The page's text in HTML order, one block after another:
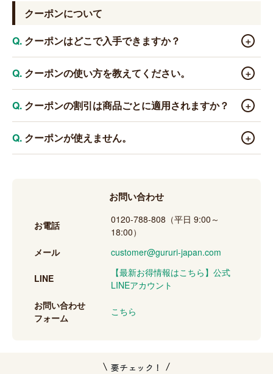
とさせていただきます。不良品に該当する場合は当方で負
担いたします。
受けできない場合がございます。詳細はお問い合わせくだ
場合はお客様のご負担とさせていただきます。不良品に該
当する場合は当方で負担いたします。
クーポンについて
クーポンはどこで入手できますか？
＋
メールマガジンやLINE公式アカウント、特集ページで不
定期に配布しています。ぜひご登録・ご確認ください。
クーポンの使い方を教えてください。 ＋
ご注文手続きのお支払い方法の選択画面に「クーポンコ
ードを入力」する欄があります。そちらにコードをご入力
ください。
クーポンの割引は商品ごとに適用されますか？ ＋
いいえ。クーポンはお一人様1回限り、ご注文1回（1会
計）につき1回のみのご利用となります。割引はご注文金額
なお、クーポンごとに利用条件が異なる場合がございます。詳し
くは各クーポンの配布時のご案内をご確認ください。
クーポンが使えません。 ＋
字・小文字の区別があります）。それでも解決しない場合
はお問い合わせください。
お問い合わせ
お電話
0120-788-808（平日 9:00～
18:00）
メール
customer@gururi-japan.com
LINE
【最新お得情報はこちら】公式
LINEアカウント
お問い合わせ
フォーム
こちら
要チェック！